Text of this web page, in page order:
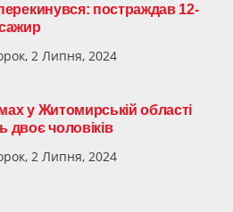
постраждав 12-
2 Липня, 2024
у Житомирській області
двоє чоловіків
2 Липня, 2024